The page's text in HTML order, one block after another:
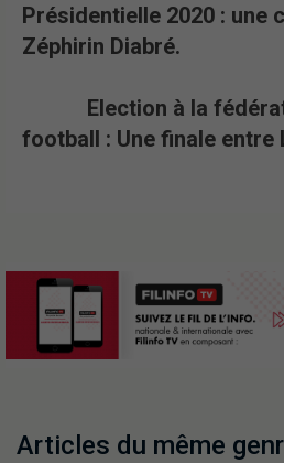
Présidentielle 2020 : une
Zéphirin Diabré.
Election à la
football : Une finale entre
Articles du même